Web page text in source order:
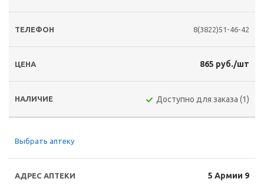
8(3822)51-46-42
865 руб./шт
Доступно для заказа (1)
Выбрать аптеку
5 Армии 9